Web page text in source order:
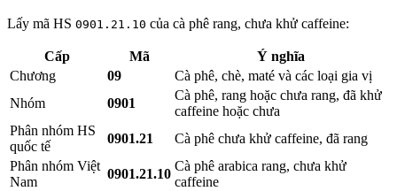
Lấy mã HS 0901.21.10 của cà phê rang, chưa khử caffeine:
Cấp Mã
Ý nghĩa
Chương
09
Cà phê, chè, maté và các loại gia vị
Nhóm
0901
Cà phê, rang hoặc chưa rang, đã khử
caffeine hoặc chưa
Phân nhóm HS
quốc tế
0901.21
Cà phê chưa khử caffeine, đã rang
Phân nhóm Việt
Nam
0901.21.10
Cà phê arabica rang, chưa khử
caffeine